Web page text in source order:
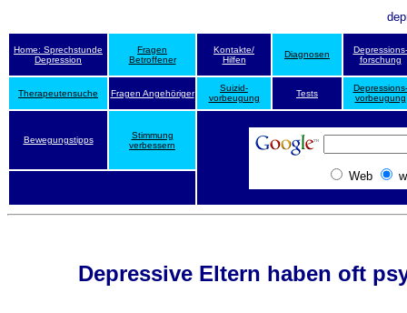
Home: Sprechstunde
Depression
Fragen
Betroffener
Kontakte/
Hilfen
Diagnosen
Depressions-
forschung
Therapeutensuche Fragen Angehöriger
Suizid-
vorbeugung
Tests
Depressions-
vorbeugung
Bewegungstipps
Stimmung
verbessern
Web
Depressive Eltern haben oft